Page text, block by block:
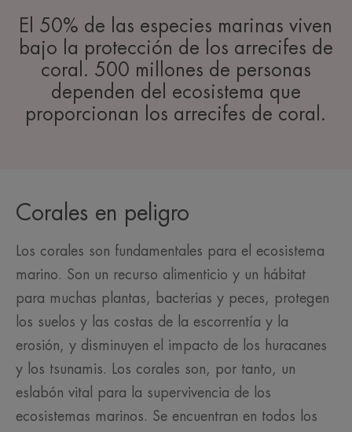
El 50% de las especies marinas viven
bajo la protección de los arrecifes de
coral. 500 millones de personas
dependen del ecosistema que
proporcionan los arrecifes de coral.
Corales en peligro
Los corales son fundamentales para el ecosistema
marino. Son un recurso alimenticio y un hábitat
para muchas plantas, bacterias y peces, protegen
los suelos y las costas de la escorrentía y la
erosión, y disminuyen el impacto de los huracanes
y los tsunamis. Los corales son, por tanto, un
eslabón vital para la supervivencia de los
ecosistemas marinos. Se encuentran en todos los